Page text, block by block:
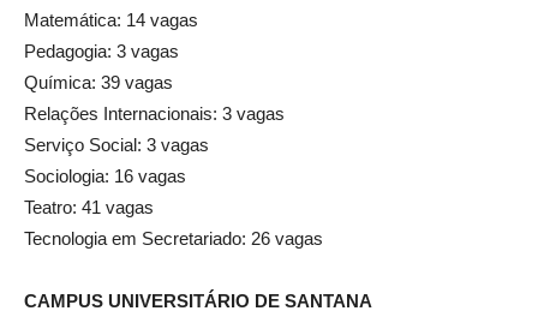
Matemática: 14 vagas
Pedagogia: 3 vagas
Química: 39 vagas
Relações Internacionais: 3 vagas
Serviço Social: 3 vagas
Sociologia: 16 vagas
Teatro: 41 vagas
Tecnologia em Secretariado: 26 vagas
CAMPUS UNIVERSITÁRIO DE SANTANA